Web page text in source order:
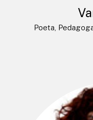
Poeta,